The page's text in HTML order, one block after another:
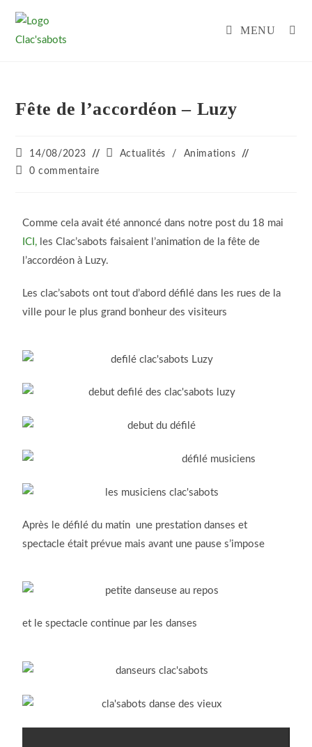
MENU
Fête de l’accordéon – Luzy
14/08/2023 Actualités /
Animations
0 commentaire
Comme cela avait été annoncé dans notre post du 18 mai
ICI, les Clac’sabots faisaient l’animation de la fête de
l’accordéon à Luzy.
Les clac’sabots ont tout d’abord défilé dans les rues de la
ville pour le plus grand bonheur des visiteurs
Après le défilé du matin une prestation danses et
spectacle était prévue mais avant une pause s’impose
et le spectacle continue par les danses